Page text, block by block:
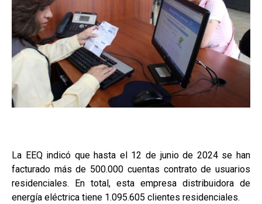
La EEQ indicó que hasta el 12 de junio de 2024 se han
facturado más de 500.000 cuentas contrato de usuarios
residenciales. En total, esta empresa distribuidora de
energía eléctrica tiene 1.095.605 clientes residenciales.